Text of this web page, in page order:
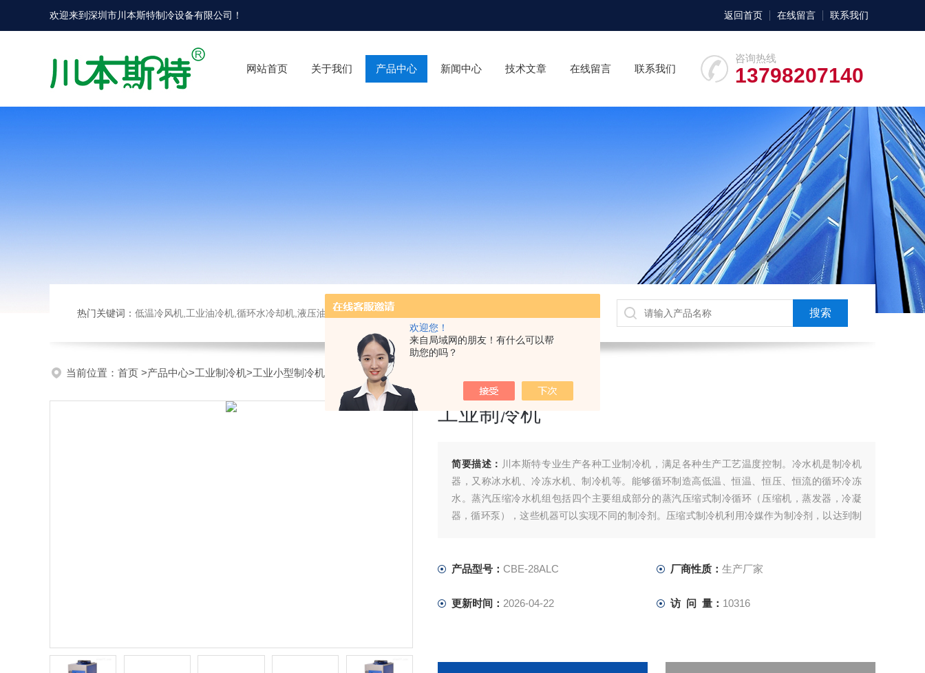
欢迎您！
来自局域网的朋友！有什么可以帮
助您的吗？
欢迎来到深圳市川本斯特制冷设备有限公司 ！ 返回首页 在线留言 联系我们
咨询热线
13798207140
网站首页 关于我们 产品中心 新闻中心 技术文章 在线留言 联系我们
热门关键词： 低温冷风机,工业油冷机,循环水冷却机,液压油冷却机
当前位置： 首页 >产品中心>工业制冷机>工业小型制冷机 >CBE-28ALC工业制冷机
工业制冷机
简要描述：
川本斯特专业生产各种工业制冷机，满足各种生产工艺温度控制。冷水机是制冷机
器，又称冰水机、冷冻水机、制冷机等。能够循环制造高低温、恒温、恒压、恒流的循环冷冻
水。蒸汽压缩冷水机组包括四个主要组成部分的蒸汽压缩式制冷循环（压缩机，蒸发器，冷凝
器，循环泵），这些机器可以实现不同的制冷剂。压缩式制冷机利用冷媒作为制冷剂，以达到制
产品型号： CBE-28ALC 厂商性质： 生产厂家
更新时间： 2026-04-22 访 问 量： 10316